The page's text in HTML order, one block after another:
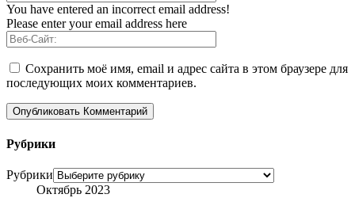
You have entered an incorrect email address!
Please enter your email address here
Сохранить моё имя, email и адрес сайта в этом браузере для
последующих моих комментариев.
Рубрики
Рубрики
Октябрь 2023